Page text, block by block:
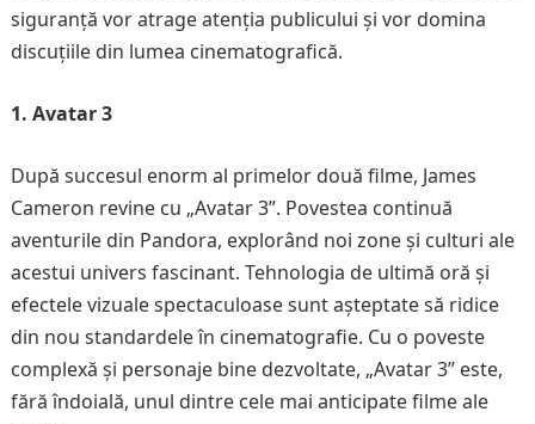
siguranță vor atrage atenția publicului și vor domina
discuțiile din lumea cinematografică.
1. Avatar 3
După succesul enorm al primelor două filme, James
Cameron revine cu „Avatar 3”. Povestea continuă
aventurile din Pandora, explorând noi zone și culturi ale
acestui univers fascinant. Tehnologia de ultimă oră și
efectele vizuale spectaculoase sunt așteptate să ridice
din nou standardele în cinematografie. Cu o poveste
complexă și personaje bine dezvoltate, „Avatar 3” este,
fără îndoială, unul dintre cele mai anticipate filme ale